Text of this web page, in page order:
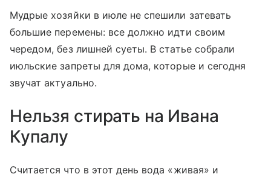
Мудрые хозяйки в июле не спешили затевать
большие перемены: все должно идти своим
чередом, без лишней суеты. В статье собрали
июльские запреты для дома, которые и сегодня
звучат актуально.
Нельзя стирать на Ивана
Купалу
Считается что в этот день вода «живая» и